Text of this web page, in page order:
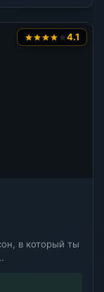
4.1
в который ты